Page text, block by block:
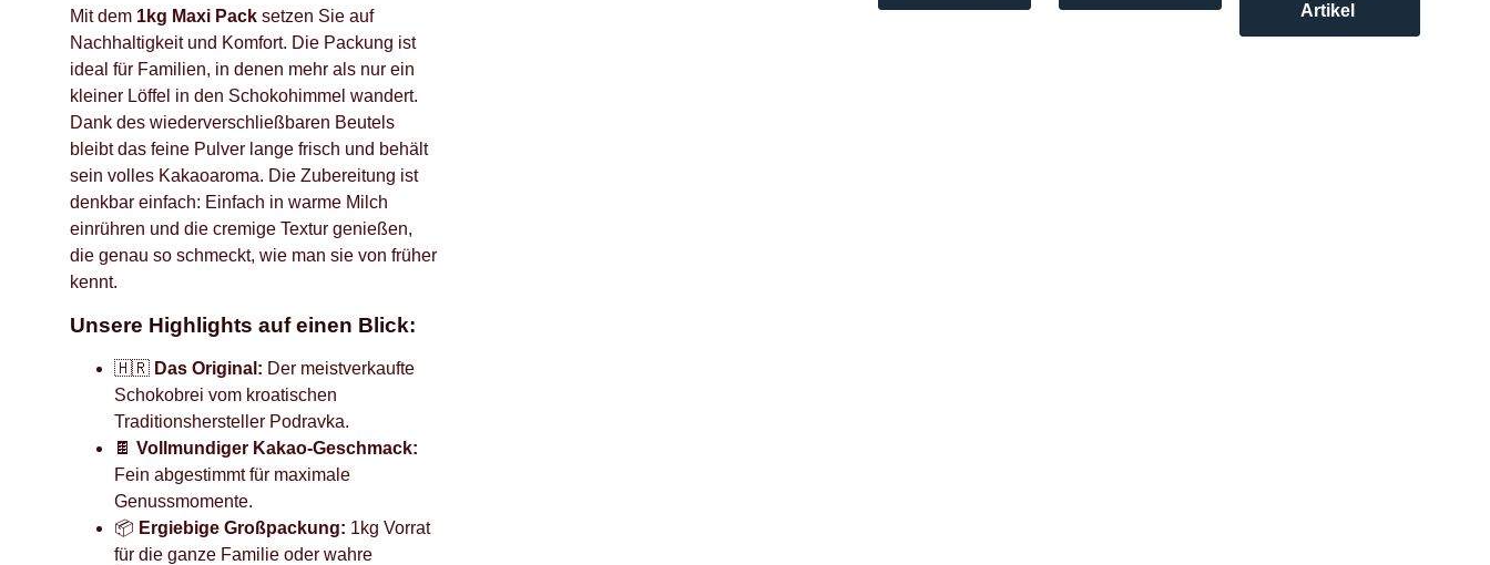
Artikel
Mit dem 1kg Maxi Pack setzen Sie auf
Nachhaltigkeit und Komfort. Die Packung ist
ideal für Familien, in denen mehr als nur ein
kleiner Löffel in den Schokohimmel wandert.
Dank des wiederverschließbaren Beutels
bleibt das feine Pulver lange frisch und behält
sein volles Kakaoaroma. Die Zubereitung ist
denkbar einfach: Einfach in warme Milch
einrühren und die cremige Textur genießen,
die genau so schmeckt, wie man sie von früher
kennt.
Unsere Highlights auf einen Blick:
🇭🇷 Das Original: Der meistverkaufte
Schokobrei vom kroatischen
Traditionshersteller Podravka.
🍫 Vollmundiger Kakao-Geschmack:
Fein abgestimmt für maximale
Genussmomente.
📦 Ergiebige Großpackung: 1kg Vorrat
für die ganze Familie oder wahre